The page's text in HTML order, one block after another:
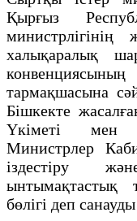
Қырғыз
халықаралық
тармақшасына
Бішкекте
Үкіметі мен
Министрлер
іздестіру
ынтымақтастық
бөлігі деп